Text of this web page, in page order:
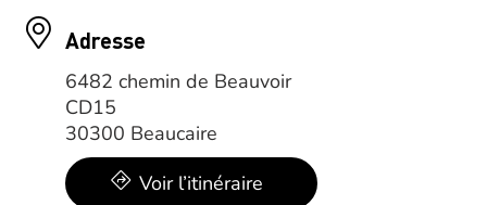
Adresse
6482 chemin de Beauvoir
CD15
30300 Beaucaire
Voir l’itinéraire